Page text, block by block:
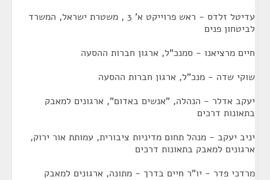
עדיטל זלדס - ראש פרוייקט א' 3 , משטרת ישראל, המשרד
לביטחון פנים
חיים מרציאנו - סמנכ"ל, ארגון חברות ההסעה
שוקי שדה - מנכ"ל, ארגון חברות ההסעה
יעקב אדלר - הנהלה, "אנשים באדום", ארגונים למאבק
בתאונות דרכים
יניב יעקב - מנהל תחום מדיניות ציבורית, עמותת אור ירוק,
ארגונים למאבק בתאונות דרכים
מרדכי פדר - יו"ר חיים בדרך - מתונה, ארגונים למאבק